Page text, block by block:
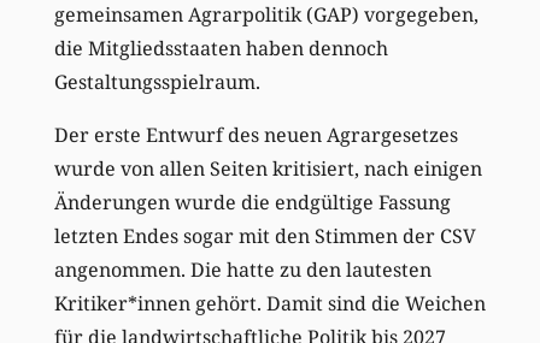
gemeinsamen Agrarpolitik (GAP) vorgegeben,
die Mitgliedsstaaten haben dennoch
Gestaltungsspielraum.
Der erste Entwurf des neuen Agrargesetzes
wurde von allen Seiten kritisiert, nach einigen
Änderungen wurde die endgültige Fassung
letzten Endes sogar mit den Stimmen der CSV
angenommen. Die hatte zu den lautesten
Kritiker*innen gehört. Damit sind die Weichen
für die landwirtschaftliche Politik bis 2027